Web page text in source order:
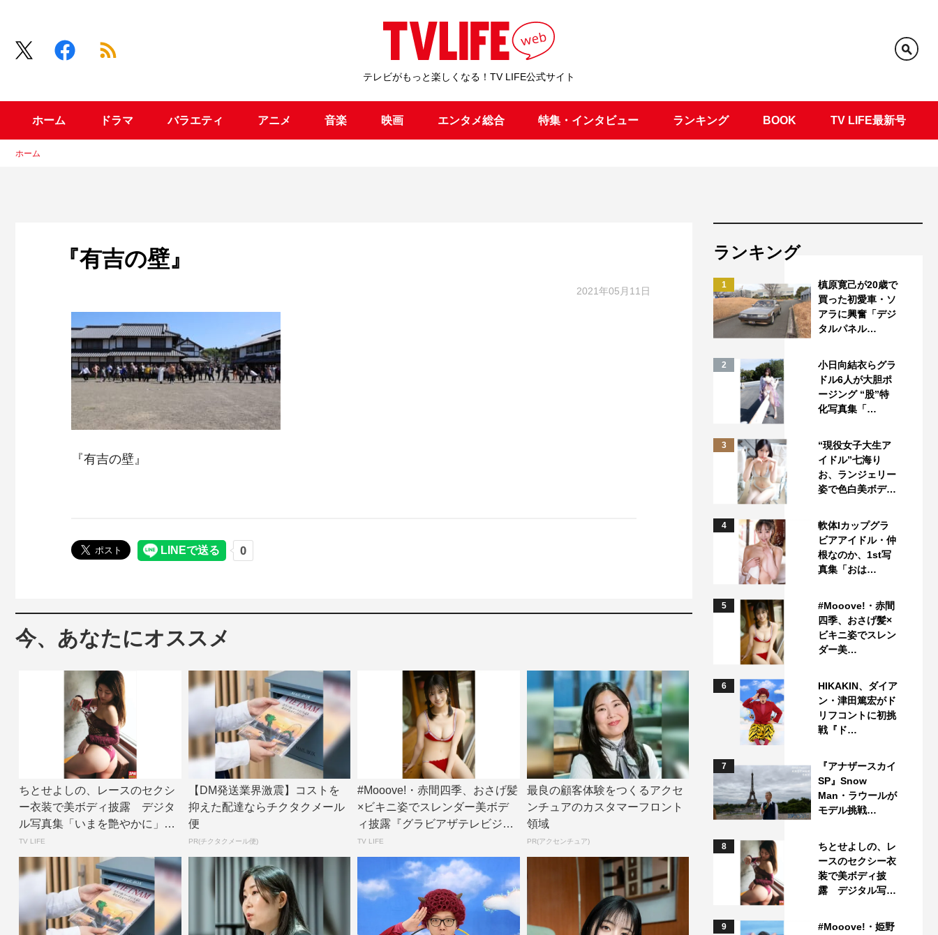
テレビがもっと楽しくなる！TV LIFE公式サイト
ホーム ドラマ バラエティ アニメ 音楽 映画 エンタメ総合 特集・インタビュー ランキング BOOK TV LIFE最新号
ホーム
『有吉の壁』
2021年05月11日
『有吉の壁』
今、あなたにオススメ
ちとせよしの、レースのセクシ
ー衣装で美ボディ披露 デジタ
ル写真集「いまを艶やかに」誌
面カット公開 |...
TV LIFE
【DM発送業界激震】コストを
抑えた配達ならチクタクメール
便
PR(チクタクメール便)
#Mooove!・赤間四季、おさげ髪
×ビキニ姿でスレンダー美ボデ
ィ披露『グラビアザテレビジョ
ン』アザ...
TV LIFE
最良の顧客体験をつくるアクセ
ンチュアのカスタマーフロント
領域
PR(アクセンチュア)
ランキング
1
槙原寛己が20歳で
買った初愛車・ソ
アラに興奮「デジ
タルパネル…
2
小日向結衣らグラ
ドル6人が大胆ポ
ージング “股”特
化写真集「…
3
“現役女子大生ア
イドル”七海り
お、ランジェリー
姿で色白美ボデ…
4
軟体Iカップグラ
ビアアイドル・仲
根なのか、1st写
真集「おは…
5
#Mooove!・赤間
四季、おさげ髪×
ビキニ姿でスレン
ダー美…
6
HIKAKIN、ダイア
ン・津田篤宏がド
リフコントに初挑
戦『ド…
7
『アナザースカイ
SP』Snow
Man・ラウールが
モデル挑戦…
8
ちとせよしの、レ
ースのセクシー衣
装で美ボディ披
露 デジタル写…
9
#Mooove!・姫野